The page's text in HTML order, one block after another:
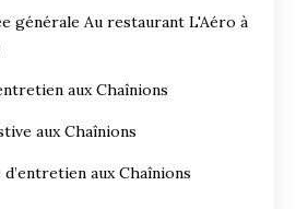
générale Au restaurant L'Aéro à
aux Chaînions
aux Chaînions
aux Chaînions